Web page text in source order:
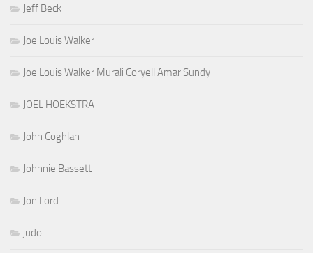
Jeff Beck
Joe Louis Walker
Joe Louis Walker Murali Coryell Amar Sundy
JOEL HOEKSTRA
John Coghlan
Johnnie Bassett
Jon Lord
judo